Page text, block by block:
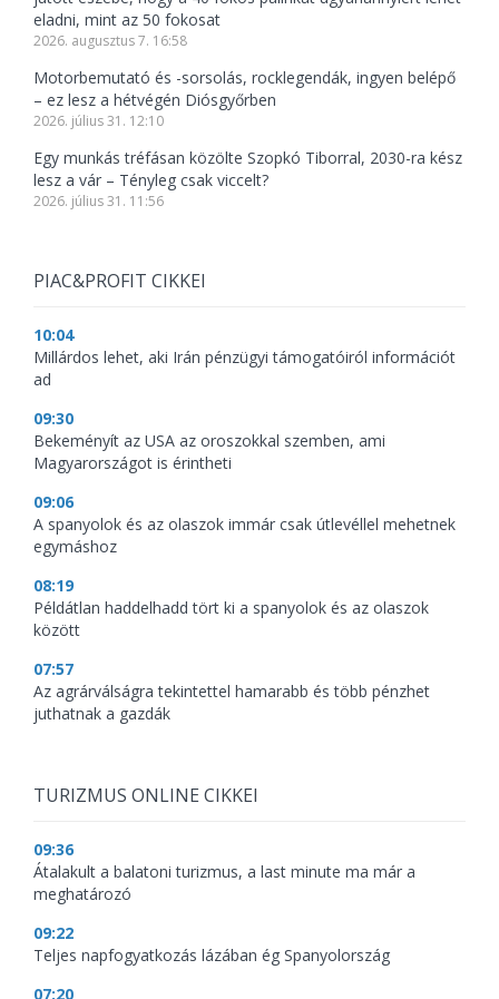
eladni, mint az 50 fokosat
2026. augusztus 7. 16:58
Motorbemutató és -sorsolás, rocklegendák, ingyen belépő
– ez lesz a hétvégén Diósgyőrben
2026. július 31. 12:10
Egy munkás tréfásan közölte Szopkó Tiborral, 2030-ra kész
lesz a vár – Tényleg csak viccelt?
2026. július 31. 11:56
PIAC&PROFIT CIKKEI
10:04
Millárdos lehet, aki Irán pénzügyi támogatóiról információt
ad
09:30
Bekeményít az USA az oroszokkal szemben, ami
Magyarországot is érintheti
09:06
A spanyolok és az olaszok immár csak útlevéllel mehetnek
egymáshoz
08:19
Példátlan haddelhadd tört ki a spanyolok és az olaszok
között
07:57
Az agrárválságra tekintettel hamarabb és több pénzhet
juthatnak a gazdák
TURIZMUS ONLINE CIKKEI
09:36
Átalakult a balatoni turizmus, a last minute ma már a
meghatározó
09:22
Teljes napfogyatkozás lázában ég Spanyolország
07:20